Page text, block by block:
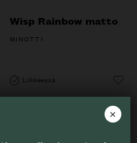
Wisp Rainbow matto
MINOTTI
Liikkeessä
×